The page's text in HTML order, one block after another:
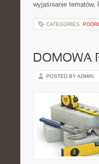
wyjaśnianie
CATEGORIES:
DOMOWA
POSTED BY ADMIN